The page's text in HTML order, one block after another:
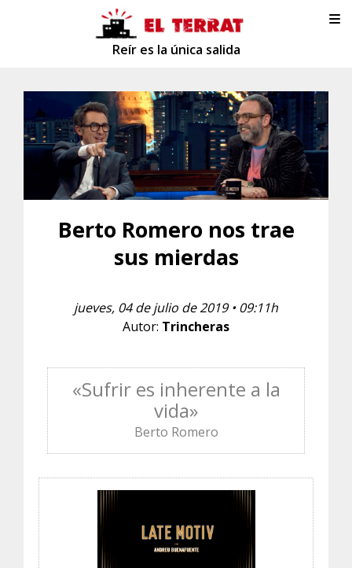
Reír es la única salida
Berto Romero nos trae
sus mierdas
jueves, 04 de julio de 2019 • 09:11h
Autor: Trincheras
«Sufrir es inherente a la
vida»
Berto Romero